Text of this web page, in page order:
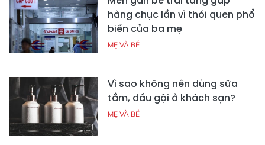
hàng chục lần vì thói quen phổ
biến của ba mẹ
MẸ VÀ BÉ
Vì sao không nên dùng sữa
tắm, dầu gội ở khách sạn?
MẸ VÀ BÉ